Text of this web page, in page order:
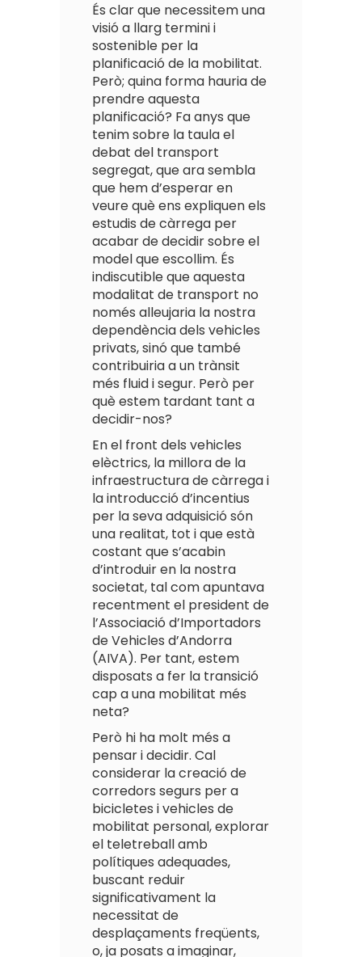
És clar que necessitem una
visió a llarg termini i
sostenible per la
planificació de la mobilitat.
Però; quina forma hauria de
prendre aquesta
planificació? Fa anys que
tenim sobre la taula el
debat del transport
segregat, que ara sembla
que hem d’esperar en
veure què ens expliquen els
estudis de càrrega per
acabar de decidir sobre el
model que escollim. És
indiscutible que aquesta
modalitat de transport no
només alleujaria la nostra
dependència dels vehicles
privats, sinó que també
contribuiria a un trànsit
més fluid i segur. Però per
què estem tardant tant a
decidir-nos?
En el front dels vehicles
elèctrics, la millora de la
infraestructura de càrrega i
la introducció d’incentius
per la seva adquisició són
una realitat, tot i que està
costant que s’acabin
d’introduir en la nostra
societat, tal com apuntava
recentment el president de
l’Associació d’Importadors
de Vehicles d’Andorra
(AIVA). Per tant, estem
disposats a fer la transició
cap a una mobilitat més
neta?
Però hi ha molt més a
pensar i decidir. Cal
considerar la creació de
corredors segurs per a
bicicletes i vehicles de
mobilitat personal, explorar
el teletreball amb
polítiques adequades,
buscant reduir
significativament la
necessitat de
desplaçaments freqüents,
o, ja posats a imaginar,